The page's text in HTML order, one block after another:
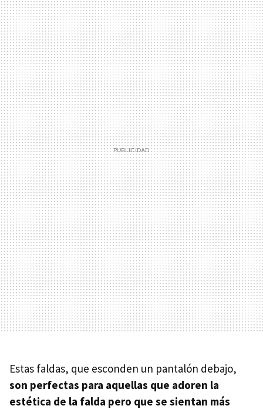
Estas faldas, que esconden un pantalón debajo,
son perfectas para aquellas que adoren la
estética de la falda pero que se sientan más